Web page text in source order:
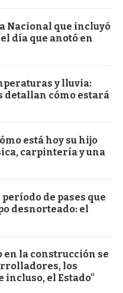
Nacional que incluyó
día que anotó en
y lluvia:
detallan cómo estará
está hoy su hijo
carpintería y una
de pases que
desnorteado: el
en la construcción se
los
el Estado"